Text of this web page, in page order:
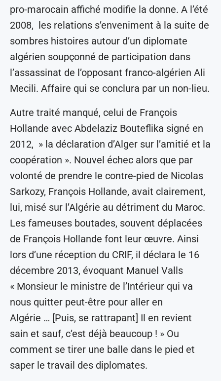
pro-marocain affiché modifie la donne. A l’été
2008, les relations s’enveniment à la suite de
sombres histoires autour d’un diplomate
algérien soupçonné de participation dans
l’assassinat de l’opposant franco-algérien Ali
Mecili. Affaire qui se conclura par un non-lieu.
Autre traité manqué, celui de François
Hollande avec Abdelaziz Bouteflika signé en
2012, » la déclaration d’Alger sur l’amitié et la
coopération ». Nouvel échec alors que par
volonté de prendre le contre-pied de Nicolas
Sarkozy, François Hollande, avait clairement,
lui, misé sur l’Algérie au détriment du Maroc.
Les fameuses boutades, souvent déplacées
de François Hollande font leur œuvre. Ainsi
lors d’une réception du CRIF, il déclara le 16
décembre 2013, évoquant Manuel Valls
« Monsieur le ministre de l’Intérieur qui va
nous quitter peut-être pour aller en
Algérie … [Puis, se rattrapant] Il en revient
sain et sauf, c’est déjà beaucoup ! » Ou
comment se tirer une balle dans le pied et
saper le travail des diplomates.